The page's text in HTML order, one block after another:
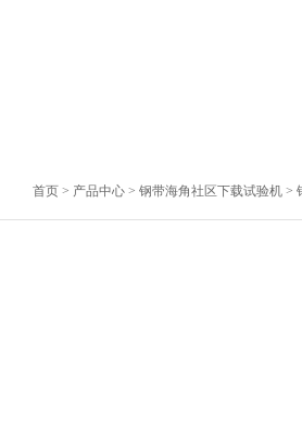
首页> 产品中心> 钢带海角社区下载试验机>